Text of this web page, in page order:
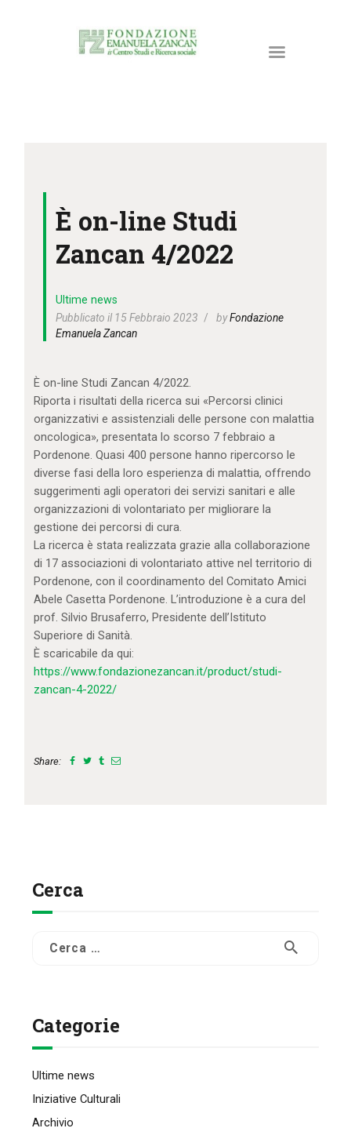
ATTIVITÀ E PROGETTI
RISORSE
DONA ORA
CONTATTI
CARRELLO
È on-line Studi
Zancan 4/2022
Ultime news
Pubblicato il 15 Febbraio 2023
byFondazione
Emanuela Zancan
È on-line Studi Zancan 4/2022.
Riporta i risultati della ricerca sui «Percorsi clinici
organizzativi e assistenziali delle persone con malattia
oncologica», presentata lo scorso 7 febbraio a
Pordenone. Quasi 400 persone hanno ripercorso le
diverse fasi della loro esperienza di malattia, offrendo
suggerimenti agli operatori dei servizi sanitari e alle
organizzazioni di volontariato per migliorare la
gestione dei percorsi di cura.
La ricerca è stata realizzata grazie alla collaborazione
di 17 associazioni di volontariato attive nel territorio di
Pordenone, con il coordinamento del Comitato Amici
Abele Casetta Pordenone. L’introduzione è a cura del
prof. Silvio Brusaferro, Presidente dell’Istituto
Superiore di Sanità.
È scaricabile da qui:
https://www.fondazionezancan.it/product/studi-
zancan-4-2022/
Share:
Cerca
Categorie
Ultime news
Iniziative Culturali
Archivio